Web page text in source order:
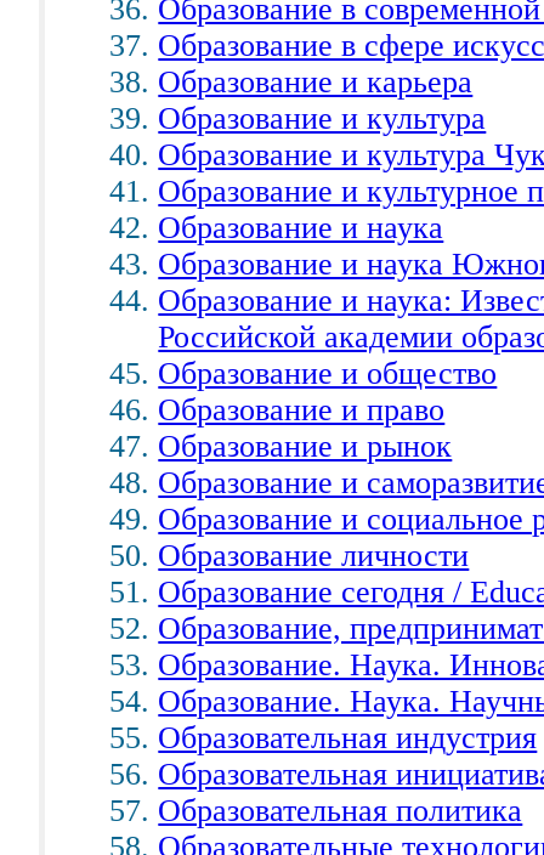
Образование в
Образование в сфере
Образование и карьера
Образование и культура
Образование и культура
Образование и культурное
Образование и наука
Образование и наука
Образование и наука:
Российской академии
Образование и общество
Образование и право
Образование и рынок
Образование и
Образование и социальное
Образование личности
Образование сегодня /
Образование,
Образование. Наука.
Образование. Наука.
Образовательная индустрия
Образовательная
Образовательная политика
Образовательные